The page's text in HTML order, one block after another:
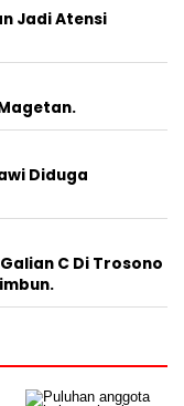
Jadi Atensi
Diduga
C Di Trosono